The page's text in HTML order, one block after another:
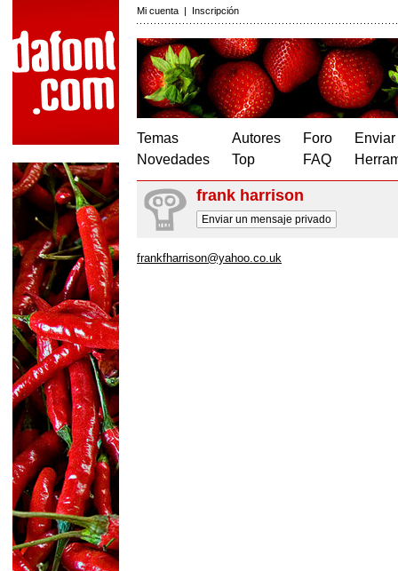
Mi cuenta | Inscripción
Temas
Novedades
Autores
Top
Foro
FAQ
frank harrison
Enviar un mensaje privado
frankfharrison@yahoo.co.uk